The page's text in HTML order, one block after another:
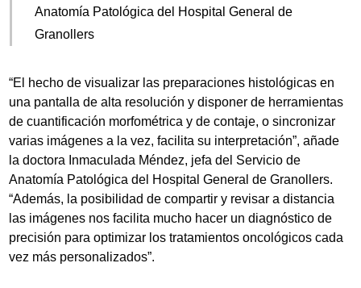
Anatomía Patológica del Hospital General de
Granollers
“El hecho de visualizar las preparaciones histológicas en
una pantalla de alta resolución y disponer de herramientas
de cuantificación morfométrica y de contaje, o sincronizar
varias imágenes a la vez, facilita su interpretación”, añade
la doctora Inmaculada Méndez, jefa del Servicio de
Anatomía Patológica del Hospital General de Granollers.
“Además, la posibilidad de compartir y revisar a distancia
las imágenes nos facilita mucho hacer un diagnóstico de
precisión para optimizar los tratamientos oncológicos cada
vez más personalizados”.